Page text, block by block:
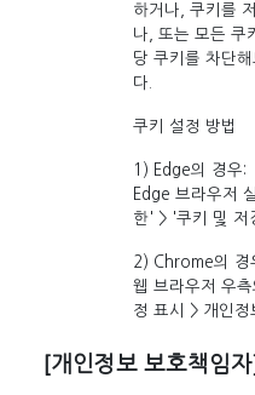
하거나, 쿠키를
나, 또는 모든 쿠
당 쿠키를 차단
다.
쿠키 설정 방법
1) Edge의 경우:
Edge 브라우저
한' > '쿠키 및 저
2) Chrome의 경
웹 브라우저 우
정 표시 > 개인정
[개인정보 보호책임자]